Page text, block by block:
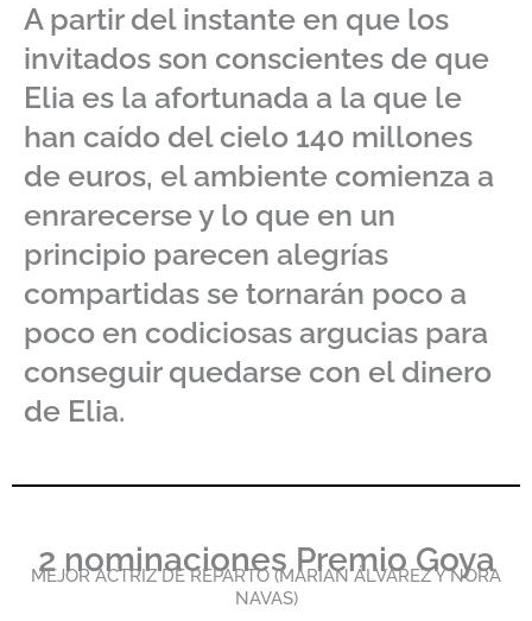
A partir del instante en que los
invitados son conscientes de que
Elia es la afortunada a la que le
han caído del cielo 140 millones
de euros, el ambiente comienza a
enrarecerse y lo que en un
principio parecen alegrías
compartidas se tornarán poco a
poco en codiciosas argucias para
conseguir quedarse con el dinero
de Elia.
2 nominaciones Premio Goya
MEJOR ACTRIZ DE REPARTO (MARÍAN ÁLVAREZ Y NORA
NAVAS)